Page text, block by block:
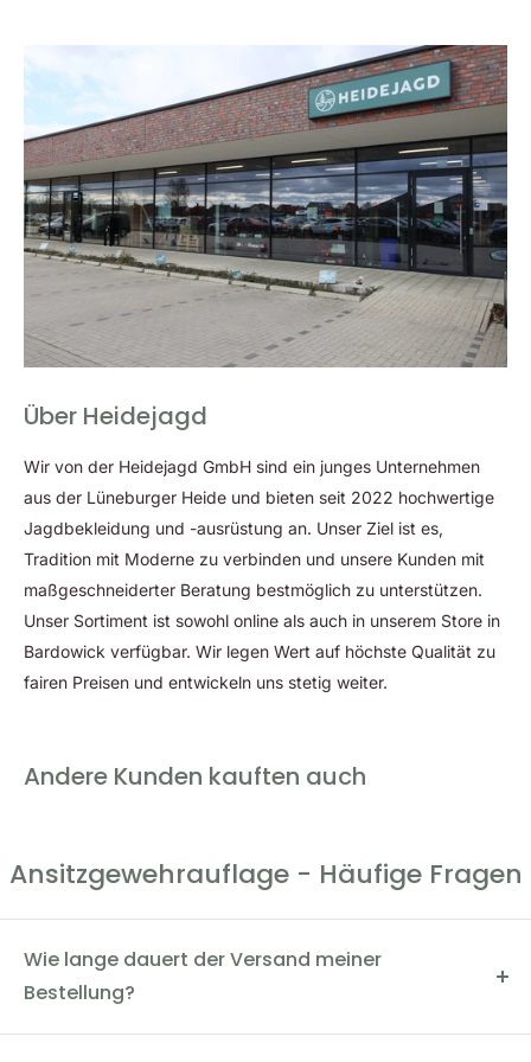
Über Heidejagd
Wir von der Heidejagd GmbH sind ein junges Unternehmen
aus der Lüneburger Heide und bieten seit 2022 hochwertige
Jagdbekleidung und -ausrüstung an. Unser Ziel ist es,
Tradition mit Moderne zu verbinden und unsere Kunden mit
maßgeschneiderter Beratung bestmöglich zu unterstützen.
Unser Sortiment ist sowohl online als auch in unserem Store in
Bardowick verfügbar. Wir legen Wert auf höchste Qualität zu
fairen Preisen und entwickeln uns stetig weiter.
Andere Kunden kauften auch
Ansitzgewehrauflage - Häufige Fragen
Wie lange dauert der Versand meiner
Bestellung?
Der Versand dauert in der Regel 2-4 Werktage. Du